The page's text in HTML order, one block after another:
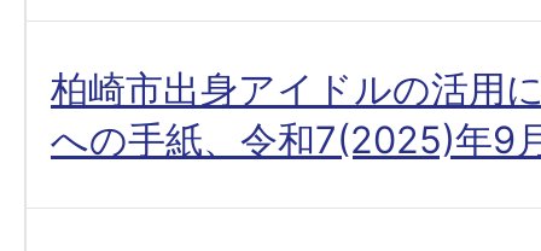
柏崎市出身アイドルの活用
への手紙、令和7(2025)年9